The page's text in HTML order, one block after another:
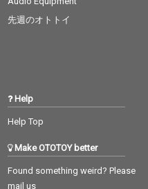
先週のオトトイ
Help
Help Top
Make OTOTOY better
Found something weird? Please
mail us